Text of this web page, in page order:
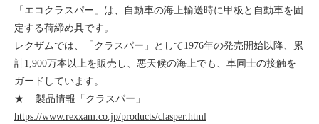
「エコクラスパー」は、自動車の海上輸送時に甲板と自動車を固
定する荷締め具です。
レクザムでは、「クラスパー」として1976年の発売開始以降、累
計1,900万本以上を販売し、悪天候の海上でも、車同士の接触を
ガードしています。
★ 製品情報「クラスパー」
https://www.rexxam.co.jp/products/clasper.html